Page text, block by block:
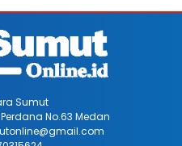
Sumut
No.63 Medan